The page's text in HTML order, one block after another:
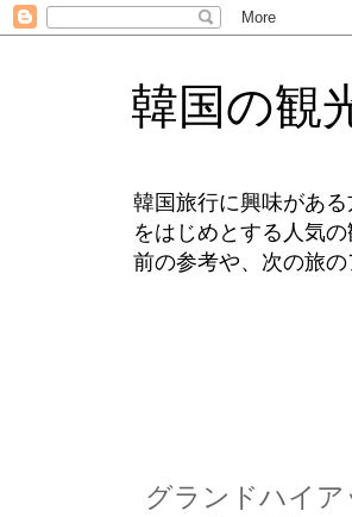
韓国の観
韓国旅行に興味があ
をはじめとする人気
前の参考や、次の旅
グランドハイ